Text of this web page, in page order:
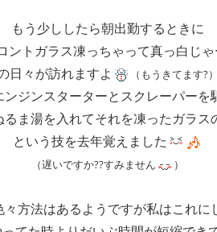
もう少ししたら朝出勤するときに
ントガラス凍っちゃって真っ白じ
日々が訪れますよ
（もうきてます?）
ジンスターターとスクレーパーを
るま湯を入れてそれを凍ったガラス
という技を去年覚えました
（遅いですか??すみません ）
々方法はあるようですが私はこれに